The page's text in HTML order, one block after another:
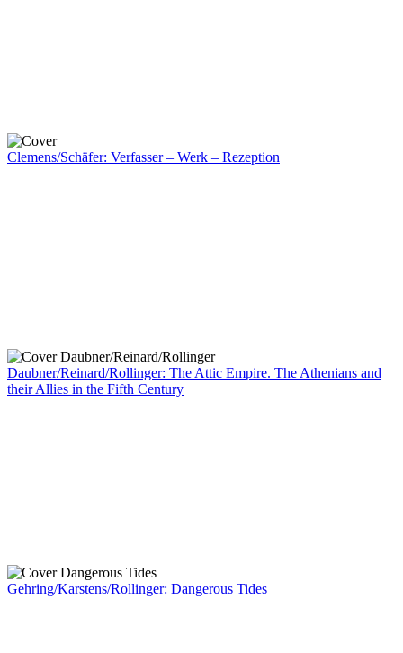
Clemens/Schäfer: Verfasser – Werk – Rezeption
Daubner/Reinard/Rollinger: The Attic Empire. The Athenians and
their Allies in the Fifth Century
Gehring/Karstens/Rollinger: Dangerous Tides